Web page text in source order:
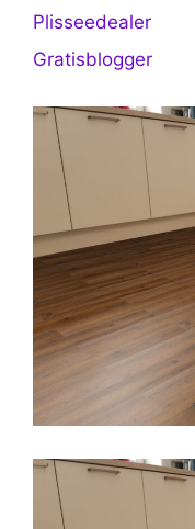
Plisseedealer
Gratisblogger